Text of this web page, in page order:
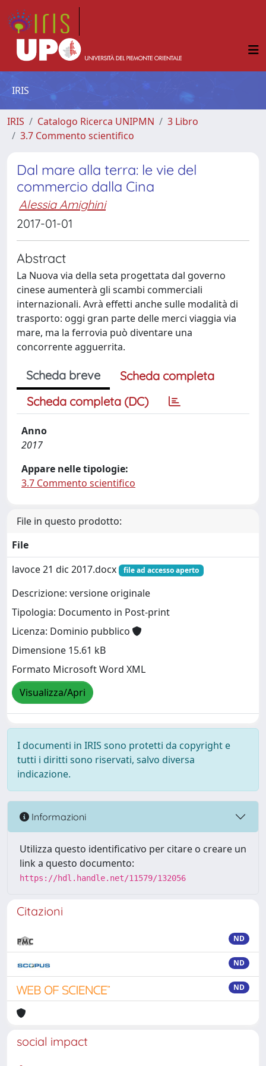
IRIS
IRIS Catalogo Ricerca UNIPMN
3 Libro
3.7 Commento scientifico
Dal mare alla terra: le vie del
commercio dalla Cina
Alessia Amighini
2017-01-01
Abstract
La Nuova via della seta progettata dal governo
cinese aumenterà gli scambi commerciali
internazionali. Avrà effetti anche sulle modalità di
trasporto: oggi gran parte delle merci viaggia via
mare, ma la ferrovia può diventare una
concorrente agguerrita.
Scheda breve
Scheda completa
Scheda completa (DC)
Anno
2017
Appare nelle tipologie:
3.7 Commento scientifico
File in questo prodotto:
File
lavoce 21 dic 2017.docx
file ad accesso aperto
Descrizione: versione originale
Tipologia: Documento in Post-print
Licenza: Dominio pubblico
Dimensione 15.61 kB
Formato Microsoft Word XML
Visualizza/Apri
I documenti in IRIS sono protetti da copyright e
tutti i diritti sono riservati, salvo diversa
indicazione.
Informazioni
Utilizza questo identificativo per citare o creare un
link a questo documento:
https://hdl.handle.net/11579/132056
Citazioni
ND
ND
ND
social impact